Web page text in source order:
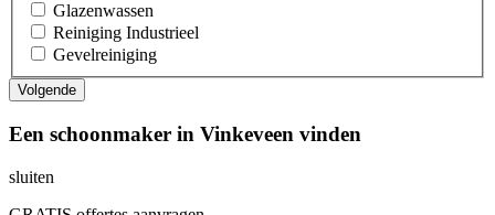
Glazenwassen
Reiniging Industrieel
Gevelreiniging
Een schoonmaker in Vinkeveen vinden
sluiten